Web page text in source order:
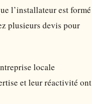
l’installateur est formé
plusieurs devis pour
locale
et leur réactivité ont